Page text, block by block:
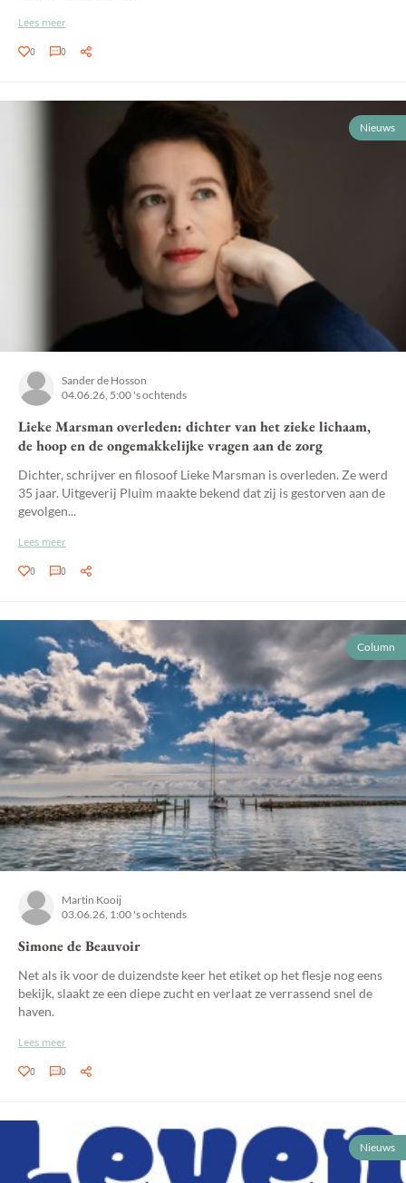
Lees meer
0 0
Nieuws
Sander de Hosson
04.06.26, 5:00 's ochtends
Lieke Marsman overleden: dichter van het zieke lichaam,
de hoop en de ongemakkelijke vragen aan de zorg
Dichter, schrijver en filosoof Lieke Marsman is overleden. Ze werd
35 jaar. Uitgeverij Pluim maakte bekend dat zij is gestorven aan de
gevolgen...
Lees meer
0 0
Column
Martin Kooij
03.06.26, 1:00 's ochtends
Simone de Beauvoir
Net als ik voor de duizendste keer het etiket op het flesje nog eens
bekijk, slaakt ze een diepe zucht en verlaat ze verrassend snel de
haven.
Lees meer
0 0
Nieuws